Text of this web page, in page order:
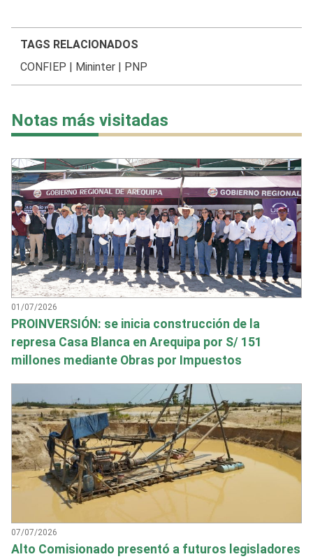
TAGS RELACIONADOS
CONFIEP
Mininter| PNP
Notas más visitadas
01/07/2026
PROINVERSIÓN: se inicia construcción de la
represa Casa Blanca en Arequipa por S/ 151
millones mediante Obras por Impuestos
07/07/2026
Alto Comisionado presentó a futuros legisladores